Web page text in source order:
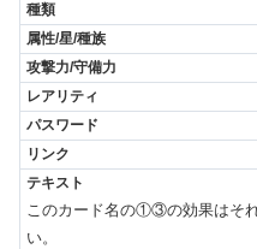
このカード名の①③の効果はそ
い。